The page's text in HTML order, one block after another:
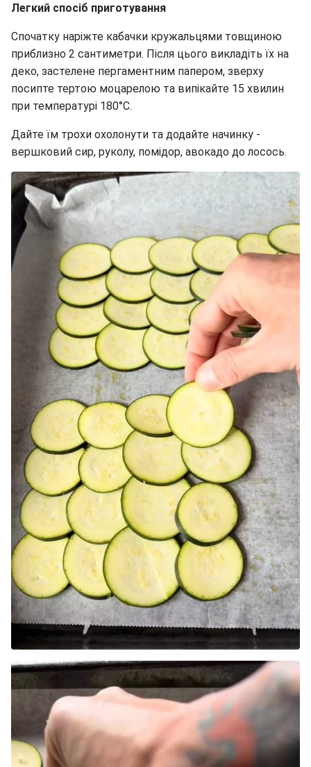
Легкий спосіб приготування
Спочатку наріжте кабачки кружальцями товщиною
приблизно 2 сантиметри. Після цього викладіть їх на
деко, застелене пергаментним папером, зверху
посипте тертою моцарелою та випікайте 15 хвилин
при температурі 180°C.
Дайте їм трохи охолонути та додайте начинку -
вершковий сир, руколу, помідор, авокадо до лосось.